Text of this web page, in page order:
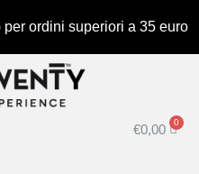
ordini superiori a 35 euro
€0,00